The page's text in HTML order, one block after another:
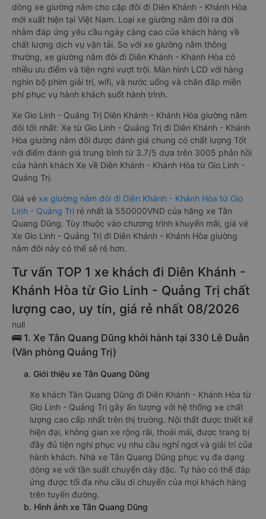
dòng xe giường nằm cho cặp đôi đi Diên Khánh - Khánh Hòa
mới xuất hiện tại Việt Nam. Loại xe giường nằm đôi ra đời
nhằm đáp ứng yêu cầu ngày càng cao của khách hàng về
chất lượng dịch vụ vận tải. So với xe giường nằm thông
thường, xe giường nằm đôi đi Diên Khánh - Khánh Hòa có
nhiều ưu điểm và tiện nghi vượt trội. Màn hình LCD với hàng
nghìn bộ phim giải trí, wifi, và nước uống và chăn đắp miễn
phí phục vụ hành khách suốt hành trình.
Xe Gio Linh - Quảng Trị Diên Khánh - Khánh Hòa giường nằm
đôi tốt nhất: Xe từ Gio Linh - Quảng Trị đi Diên Khánh - Khánh
Hòa giường nằm đôi được đánh giá chung có chất lượng Tốt
với điểm đánh giá trung bình từ 3.7/5 dựa trên 3005 phản hồi
của hành khách Xe về Diên Khánh - Khánh Hòa từ Gio Linh -
Quảng Trị.
Giá vé xe giường nằm đôi đi Diên Khánh - Khánh Hòa từ Gio
Linh - Quảng Trị rẻ nhất là 550000VND của hãng xe Tân
Quang Dũng. Tùy thuộc vào chương trình khuyến mãi, giá vé
Xe Gio Linh - Quảng Trị đi Diên Khánh - Khánh Hòa giường
nằm đôi này có thể sẽ rẻ hơn.
Tư vấn TOP 1 xe khách đi Diên Khánh -
Khánh Hòa từ Gio Linh - Quảng Trị chất
lượng cao, uy tín, giá rẻ nhất 08/2026
null
🚌 1. Xe Tân Quang Dũng khởi hành tại 330 Lê Duẫn
(Văn phòng Quảng Trị)
a. Giới thiệu xe Tân Quang Dũng
Xe khách Tân Quang Dũng đi Diên Khánh - Khánh Hòa từ
Gio Linh - Quảng Trị gây ấn tượng với hệ thống xe chất
lượng cao cấp nhất trên thị trường. Nội thất được thiết kế
hiện đại, không gian xe rộng rãi, thoải mái, được trang bị
đầy đủ tiện nghi phục vụ nhu cầu nghỉ ngơi và giải trí của
hành khách. Nhà xe Tân Quang Dũng phục vụ đa dạng
dòng xe với tần suất chuyến dày đặc. Tự hào có thể đáp
ứng được tối đa nhu cầu di chuyển của mọi khách hàng
trên tuyến đường.
b. Hình ảnh xe Tân Quang Dũng